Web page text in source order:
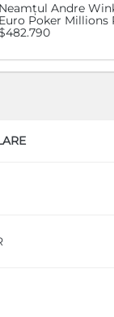
Neamțul Andre
Euro Poker Millions